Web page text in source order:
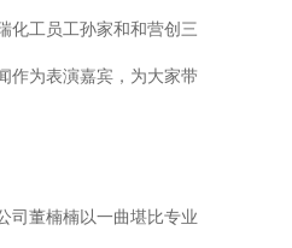
工员工孙家和和营创三
作为表演嘉宾，为大家带
董楠楠以一曲堪比专业